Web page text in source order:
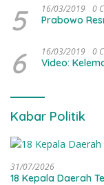
5 16/03/2019 0
Prabowo
6 16/03/2019 0
Video:
Kabar Politik
31/07/2026
18 Kepala Daerah